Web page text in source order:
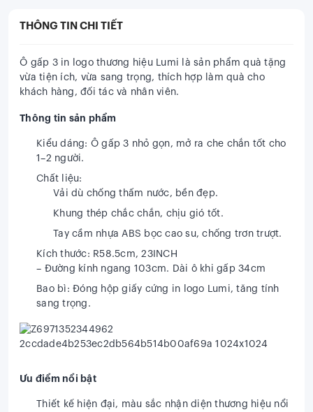
THÔNG TIN CHI TIẾT
Ô gấp 3 in logo thương hiệu Lumi là sản phẩm quà tặng
vừa tiện ích, vừa sang trọng, thích hợp làm quà cho
khách hàng, đối tác và nhân viên.
Thông tin sản phẩm
Kiểu dáng: Ô gấp 3 nhỏ gọn, mở ra che chắn tốt cho
1–2 người.
Chất liệu:
Vải dù chống thấm nước, bền đẹp.
Khung thép chắc chắn, chịu gió tốt.
Tay cầm nhựa ABS bọc cao su, chống trơn trượt.
Kích thước: R58.5cm, 23INCH
– Đường kính ngang 103cm. Dài ô khi gấp 34cm
Bao bì: Đóng hộp giấy cứng in logo Lumi, tăng tính
sang trọng.
Ưu điểm nổi bật
Thiết kế hiện đại, màu sắc nhận diện thương hiệu nổi